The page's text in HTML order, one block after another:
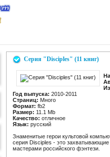
Серия "Disciples" (11 книг)
Год выпуска: 2010-2011
Страниц: Много
Формат: fb2
Размер: 11.1 Mb
Качество: отличное
Язык: русский
Знаменитые герои культовой
серия Disciples - это
мастерами российского фэнтези.